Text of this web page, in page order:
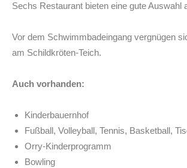
Sechs Restaurant bieten eine gute Auswahl
Vor dem Schwimmbadeingang vergnügen
am Schildkröten-Teich.
Auch vorhanden:
Kinderbauernhof
Fußball, Volleyball, Tennis, Basketball,
Orry-Kinderprogramm
Bowling